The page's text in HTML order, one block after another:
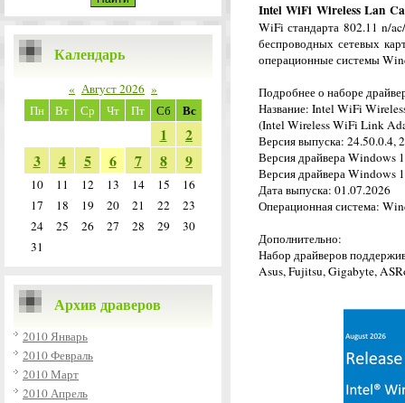
Календарь
« Август 2026 »
Пн
Вт Ср Чт Пт Сб Вс
1
2
3
4 5 6 7 8 9
10 11 12 13 14 15
16
17
18 19 20 21 22
23
24
25 26 27 28 29
30
31
Архив драверов
2010 Январь
2010 Февраль
2010 Март
2010 Апрель
Intel WiFi Wireless Lan
WiFi стандарта 802.11 n/
беспроводных сетевых
операционные системы
Подробнее о наборе
Название: Intel WiFi
(Intel Wireless WiFi Link
Версия выпуска: 24.50.0.4,
Версия драйвера Windows
Версия драйвера Windows
Дата выпуска: 01.07.2026
Операционная система:
Дополнительно:
Набор драйверов
Asus, Fujitsu, Gigabyte,